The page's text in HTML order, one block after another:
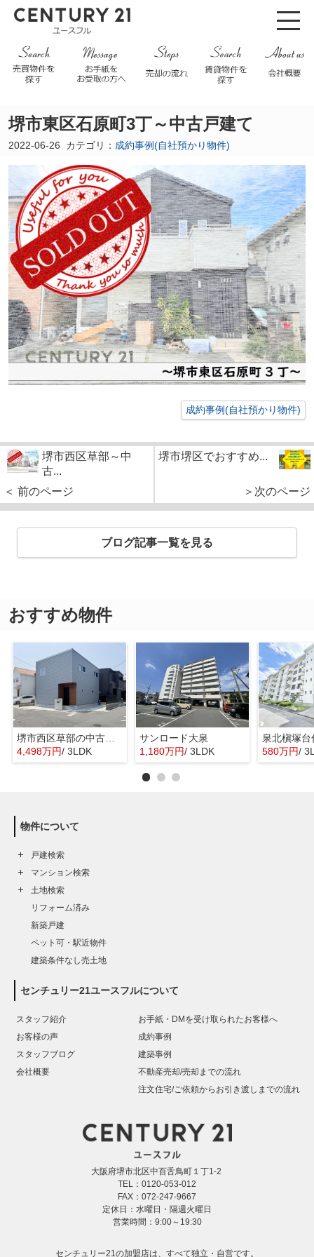
堺市東区石原町3丁～中古戸建て
2022-06-26 カテゴリ： 成約事例(自社預かり物件)
成約事例(自社預かり物件)
堺市西区草部～中
古...
＜ 前のページ
堺市堺区でおすすめ...
＞次のページ
ブログ記事一覧を見る
おすすめ物件
堺市西区草部の中古一戸建
4,498万円/ 3LDK
サンロード大泉
1,180万円/ 3LDK
泉北槇塚
580万円/
物件について
戸建検索
マンション検索
土地検索
リフォーム済み
新築戸建
ペット可・駅近物件
建築条件なし売土地
センチュリー21ユースフルについて
スタッフ紹介
お客様の声
スタッフブログ
会社概要
お手紙・DMを受け取られたお客様へ
成約事例
建築事例
不動産売却/売却までの流れ
注文住宅/ご依頼からお引き渡しまでの流れ
大阪府堺市北区中百舌鳥町１丁1-2
TEL：0120-053-012
FAX：072-247-9667
定休日：水曜日・隔週火曜日
営業時間：9:00～19:30
センチュリー21の加盟店は、すべて独立・自営です。